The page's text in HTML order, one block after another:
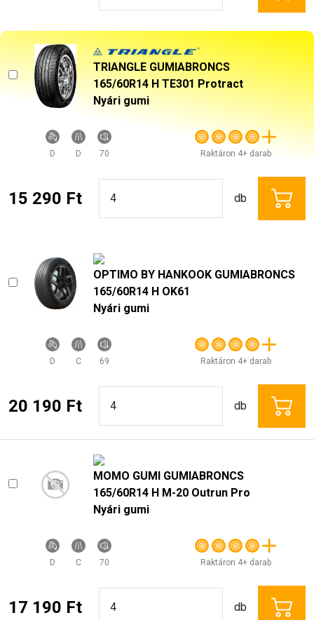
TRIANGLE GUMIABRONCS
165/60R14 H TE301 Protract
Nyári gumi
D D 70 Raktáron 4+ darab
15 290 Ft db
OPTIMO BY HANKOOK GUMIABRONCS
165/60R14 H OK61
Nyári gumi
D C 69 Raktáron 4+ darab
20 190 Ft db
MOMO GUMI GUMIABRONCS
165/60R14 H M-20 Outrun Pro
Nyári gumi
D C 70 Raktáron 4+ darab
17 190 Ft db